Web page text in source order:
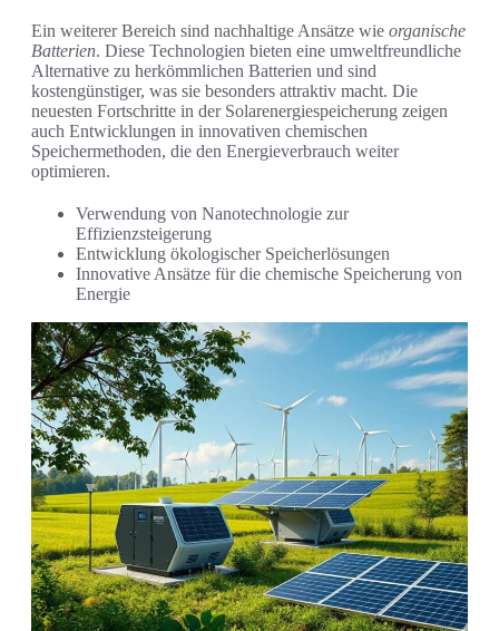
Ein weiterer Bereich sind nachhaltige Ansätze wie organische
Batterien. Diese Technologien bieten eine umweltfreundliche
Alternative zu herkömmlichen Batterien und sind
kostengünstiger, was sie besonders attraktiv macht. Die
neuesten Fortschritte in der Solarenergiespeicherung zeigen
auch Entwicklungen in innovativen chemischen
Speichermethoden, die den Energieverbrauch weiter
optimieren.
Verwendung von Nanotechnologie zur
Effizienzsteigerung
Entwicklung ökologischer Speicherlösungen
Innovative Ansätze für die chemische Speicherung von
Energie